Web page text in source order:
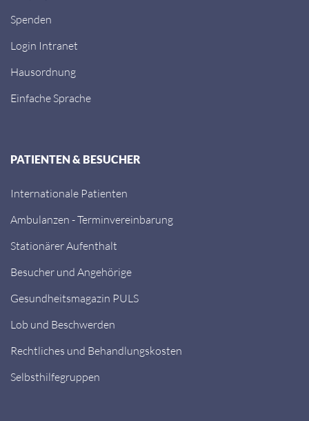
Spenden
Login Intranet
Hausordnung
Einfache Sprache
PATIENTEN & BESUCHER
Internationale Patienten
Ambulanzen - Terminvereinbarung
Stationärer Aufenthalt
Besucher und Angehörige
Gesundheitsmagazin PULS
Lob und Beschwerden
Rechtliches und Behandlungskosten
Selbsthilfegruppen